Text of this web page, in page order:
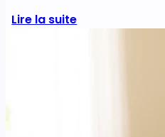
Lire la suite